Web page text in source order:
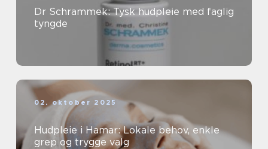
Dr Schrammek: Tysk hudpleie med faglig
tyngde
02. oktober 2025
Hudpleie i Hamar: Lokale behov, enkle
grep og trygge valg